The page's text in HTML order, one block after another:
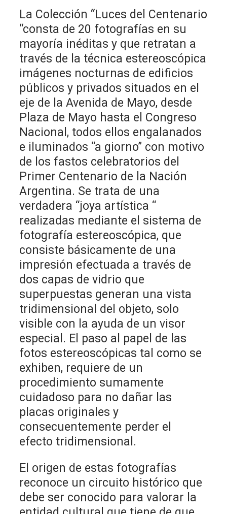
La Colección “Luces del Centenario
“consta de 20 fotografías en su
mayoría inéditas y que retratan a
través de la técnica estereoscópica
imágenes nocturnas de edificios
públicos y privados situados en el
eje de la Avenida de Mayo, desde
Plaza de Mayo hasta el Congreso
Nacional, todos ellos engalanados
e iluminados “a giorno” con motivo
de los fastos celebratorios del
Primer Centenario de la Nación
Argentina. Se trata de una
verdadera “joya artística “
realizadas mediante el sistema de
fotografía estereoscópica, que
consiste básicamente de una
impresión efectuada a través de
dos capas de vidrio que
superpuestas generan una vista
tridimensional del objeto, solo
visible con la ayuda de un visor
especial. El paso al papel de las
fotos estereoscópicas tal como se
exhiben, requiere de un
procedimiento sumamente
cuidadoso para no dañar las
placas originales y
consecuentemente perder el
efecto tridimensional.
El origen de estas fotografías
reconoce un circuito histórico que
debe ser conocido para valorar la